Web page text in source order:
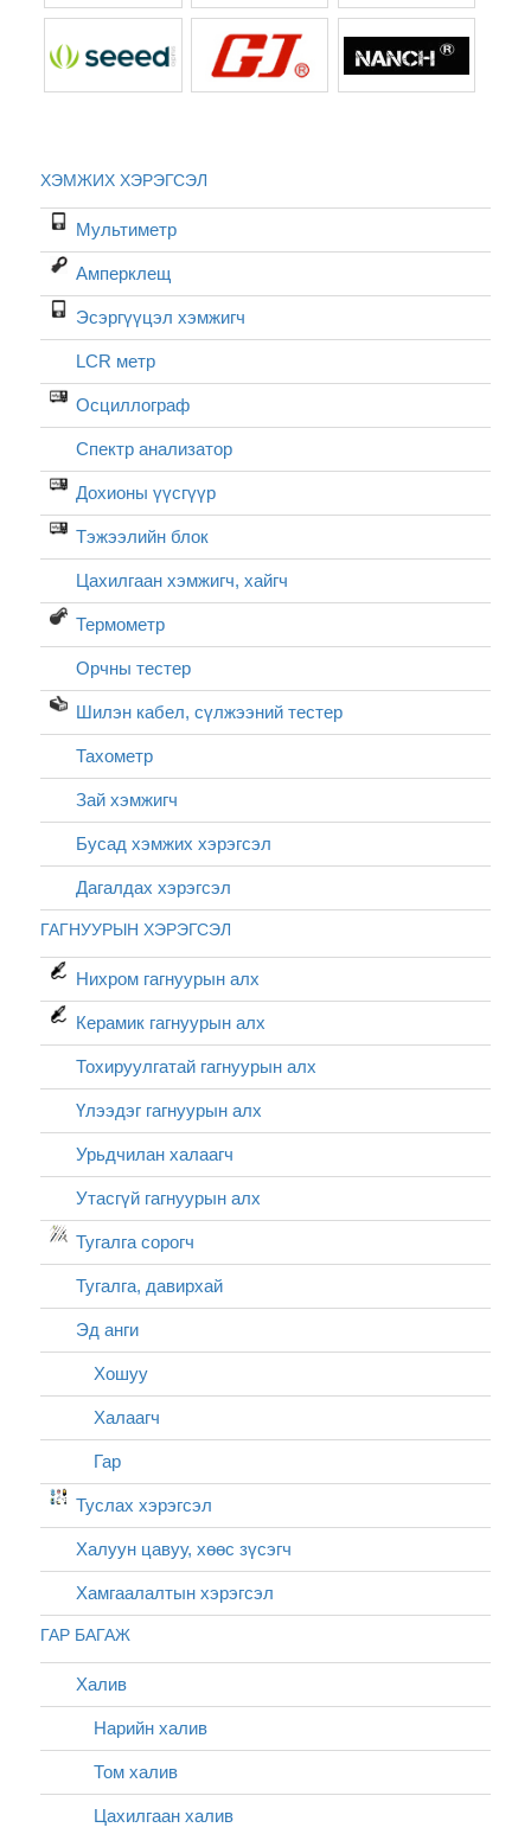
ХЭМЖИХ ХЭРЭГСЭЛ
Мультиметр
Амперклещ
Эсэргүүцэл хэмжигч
LCR метр
Осциллограф
Спектр анализатор
Дохионы үүсгүүр
Тэжээлийн блок
Цахилгаан хэмжигч, хайгч
Термометр
Орчны тестер
Шилэн кабел, cүлжээний тестер
Тахометр
Зай хэмжигч
Бусад хэмжих хэрэгсэл
Дагалдах хэрэгсэл
ГАГНУУРЫН ХЭРЭГСЭЛ
Нихром гагнуурын алх
Керамик гагнуурын алх
Тохируулгатай гагнуурын алх
Үлээдэг гагнуурын алх
Урьдчилан халаагч
Утасгүй гагнуурын алх
Тугалга сорогч
Тугалга, давирхай
Эд анги
Хошуу
Халаагч
Гар
Туслах хэрэгсэл
Халуун цавуу, хөөс зүсэгч
Хамгаалалтын хэрэгсэл
ГАР БАГАЖ
Халив
Нарийн халив
Том халив
Цахилгаан халив